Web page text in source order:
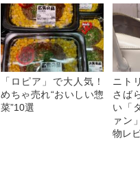
「ロピア」で大人気！
めちゃ売れ“おいしい惣
菜”10選
ニト
さば
い「
ァン
物レ